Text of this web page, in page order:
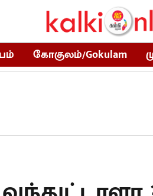
கோகுலம்/Gokulam